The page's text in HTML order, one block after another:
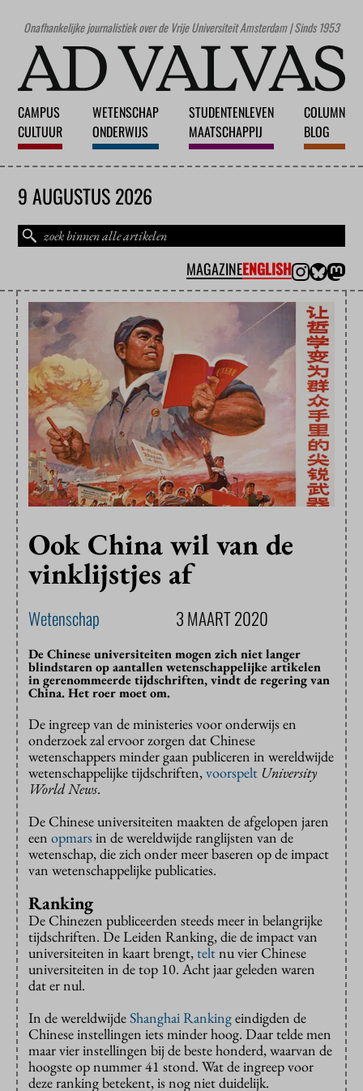
Onafhankelijke journalistiek over de Vrije Universiteit Amsterdam | Sinds 1953
CAMPUS
CULTUUR
WETENSCHAP
ONDERWIJS
STUDENTENLEVEN
MAATSCHAPPIJ
COLUMN
BLOG
9 AUGUSTUS 2026
MAGAZINEENGLISH
Ook China wil van de
vinklijstjes af
Wetenschap 3 MAART 2020
De Chinese universiteiten mogen zich niet langer
blindstaren op aantallen wetenschappelijke artikelen
in gerenommeerde tijdschriften, vindt de regering van
China. Het roer moet om.
De ingreep van de ministeries voor onderwijs en
onderzoek zal ervoor zorgen dat Chinese
wetenschappers minder gaan publiceren in wereldwijde
wetenschappelijke tijdschriften,voorspelt University
World News.
De Chinese universiteiten maakten de afgelopen jaren
een opmarsin de wereldwijde ranglijsten van de
wetenschap, die zich onder meer baseren op de impact
van wetenschappelijke publicaties.
Ranking
De Chinezen publiceerden steeds meer in belangrijke
tijdschriften. De Leiden Ranking, die de impact van
universiteiten in kaart brengt,teltnu vier Chinese
universiteiten in de top 10. Acht jaar geleden waren
dat er nul.
In de wereldwijdeShanghai Rankingeindigden de
Chinese instellingen iets minder hoog. Daar telde men
maar vier instellingen bij de beste honderd, waarvan de
hoogste op nummer 41 stond. Wat de ingreep voor
deze ranking betekent, is nog niet duidelijk.